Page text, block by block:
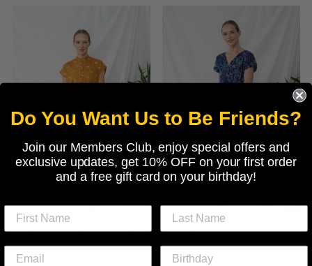
Das übergroße Maxikleid „The
Cranes“
Blaues Dschungel-Geisha-Kleid
€110,00
Do You Want Us to Be Friends?
Join our Members Club, enjoy special offers and
exclusive updates, get 10% OFF on your first order
and a free gift card on your birthday!